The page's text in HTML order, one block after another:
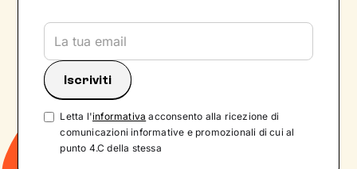
Letta l'informativa acconsento alla ricezione di
comunicazioni informative e promozionali di cui al
punto 4.C della stessa